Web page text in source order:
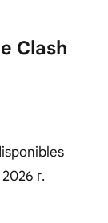
Clash
г.